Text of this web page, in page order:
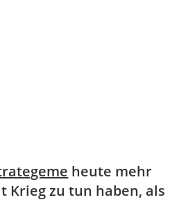
heute mehr
Krieg zu tun haben, als